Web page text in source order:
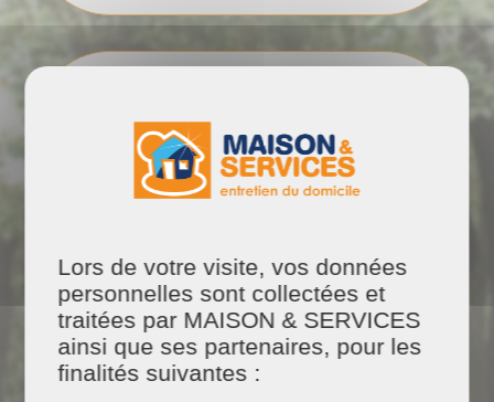
1 prestation sur mesure
1 intervenant
sélectionné, forméet
encadré
Lors de votre visite, vos données
personnelles sont collectées et
traitées par MAISON & SERVICES
ainsi que ses partenaires, pour les
finalités suivantes :